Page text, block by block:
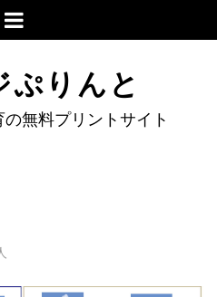
ぷりんと
無料プリントサイト